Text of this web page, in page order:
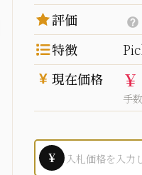
評価
特徴
現在価格
手
¥